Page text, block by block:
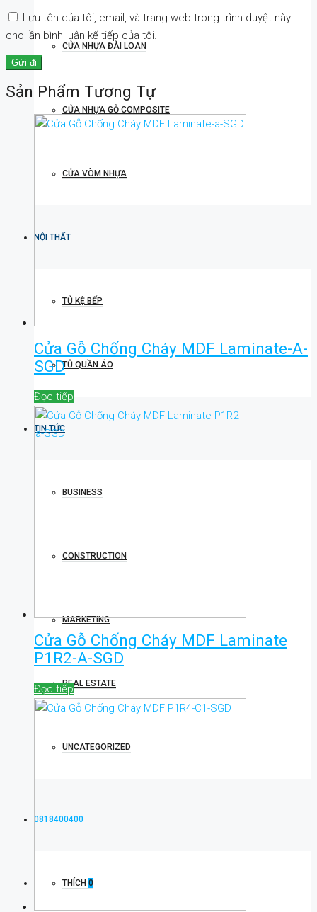
CỬA NHỰA ĐÀI LOAN
CỬA NHỰA GỖ COMPOSITE
CỬA VÒM NHỰA
NỘI THẤT
TỦ KỆ BẾP
TỦ QUẦN ÁO
TIN TỨC
BUSINESS
CONSTRUCTION
MARKETING
REAL ESTATE
UNCATEGORIZED
0818400400
THÍCH 0
Lưu tên của tôi, email, và trang web trong trình duyệt này
cho lần bình luận kế tiếp của tôi.
Sản Phẩm Tương Tự
Cửa Gỗ Chống Cháy MDF Laminate-A-
SGD
Đọc tiếp
Cửa Gỗ Chống Cháy MDF Laminate
P1R2-A-SGD
Đọc tiếp